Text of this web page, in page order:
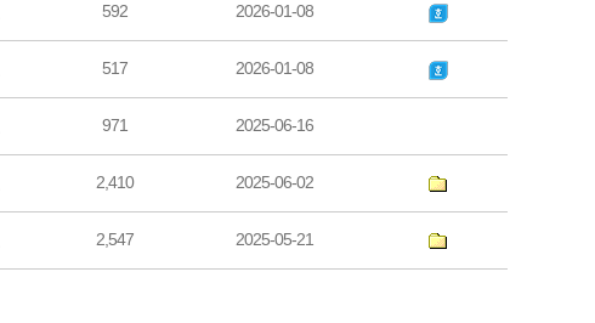
592 2026-01-08
517 2026-01-08
971 2025-06-16
2,410 2025-06-02
2,547 2025-05-21